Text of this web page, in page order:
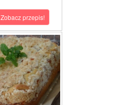
Zobacz przepis!